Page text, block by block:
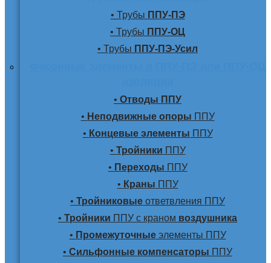
• Трубы ППУ-ПЭ
• Трубы ППУ-ОЦ
• Трубы ППУ-ПЭ-Усил
• Отводы ППУ
• Неподвижные опоры ППУ
• Концевые элементы ППУ
• Тройники ППУ
• Переходы ППУ
• Краны ППУ
• Тройниковые ответвления ППУ
• Тройники ППУ с краном воздушника
• Промежуточныеэлементы ППУ
• Сильфонные компенсаторы ППУ